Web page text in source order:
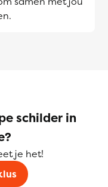
schilder in
je het!